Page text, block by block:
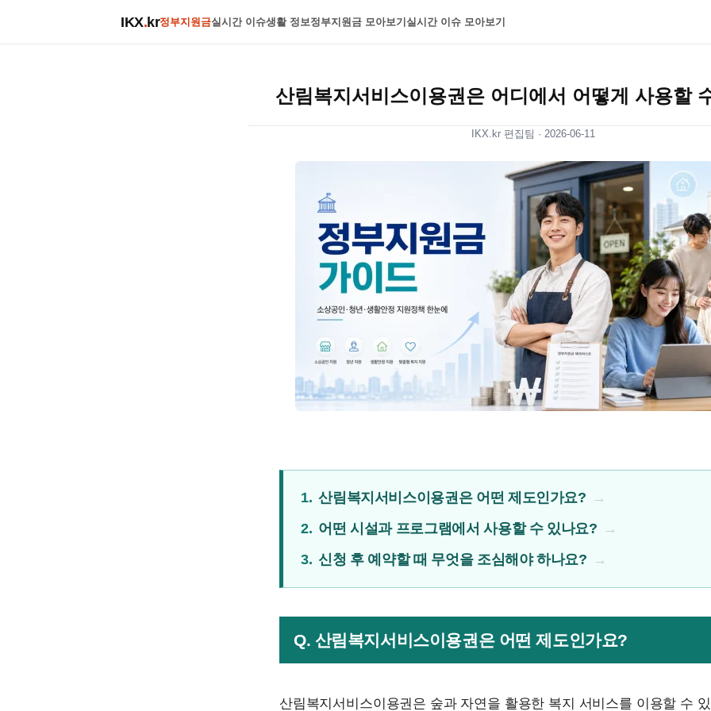
IKX.kr정부지원금실시간 이슈생활 정보정부지원금 모아보기 실시간 이슈 모아보기
산림복지서비스이용권은 어디에서 어떻게 사용할
IKX.kr 편집팀 · 2026-06-11
1. 산림복지서비스이용권은 어떤 제도인가요?
2. 어떤 시설과 프로그램에서 사용할 수 있나요?
3. 신청 후 예약할 때 무엇을 조심해야 하나요?
Q. 산림복지서비스이용권은 어떤 제도인가요?
산림복지서비스이용권은 숲과 자연을 활용한 복지 서비스를 이용할 수